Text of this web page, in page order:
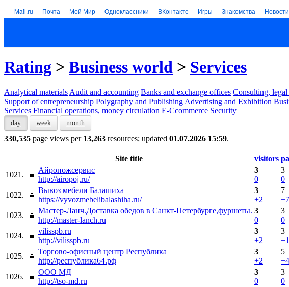
Mail.ru Почта Мой Мир Одноклассники ВКонтакте Игры Знакомства Новости
Rating > Business world > Services
Analytical materials Audit and accounting Banks and exchange offices Consulting, legal
Support of entrepreneurship Polygraphy and Publishing Advertising and Exhibition
Services Financial operations, money circulation E-Ccommerce Security
day week month
330,535 page views per 13,263 resources; updated 01.07.2026 15:59.
Site title visitors
1021.
Айропожсервис
http://airopoj.ru/
3
0
3
0
1022.
Вывоз мебели Балашиха
https://vyvozmebelibalashiha.ru/
3
+2
7
+7
1023.
Мастер-Ланч.Доставка обедов в Санкт-Петербурге,фуршеты.
http://master-lanch.ru
3
0
3
0
1024.
vilisspb.ru
http://vilisspb.ru
3
+2
3
+1
1025.
Торгово-офисный центр Республика
http://республика64.рф
3
+2
5
+4
1026.
ООО МД
http://tso-md.ru
3
0
3
0